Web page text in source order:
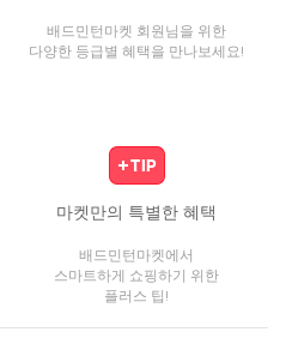
배드민턴마켓 회원님을 위한
다양한 등급별 혜택을 만나보세요!
마켓만의 특별한 혜택
배드민턴마켓에서
스마트하게 쇼핑하기 위한
플러스 팁!